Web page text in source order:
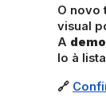
O novo
visual
A
lo à
🔗